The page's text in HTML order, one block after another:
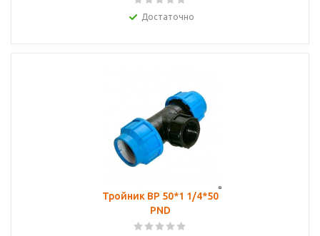
Достаточно
Тройник ВР 50*1 1/4*50
PND